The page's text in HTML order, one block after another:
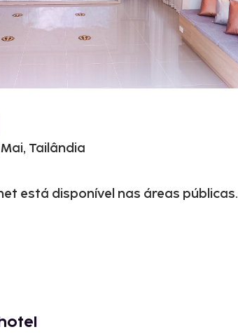
Tailândia
está disponível nas áreas públicas.